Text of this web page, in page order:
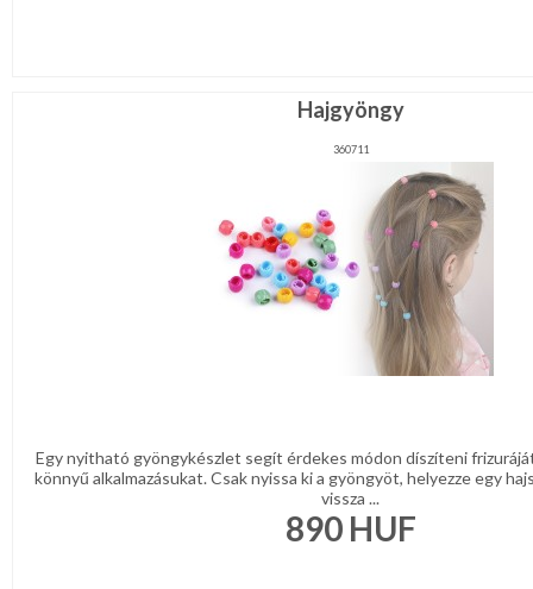
Hajgyöngy
360711
Egy nyitható gyöngykészlet segít érdekes módon díszíteni
könnyű alkalmazásukat. Csak nyissa ki a gyöngyöt, helyezze egy
vissza ...
890HUF